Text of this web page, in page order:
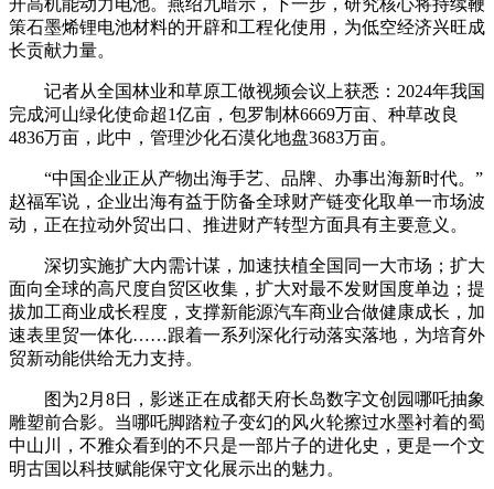
策石墨烯锂电池材料的开辟和工程化使用，为低空经济兴旺成
长贡献力量。
记者从全国林业和草原工做视频会议上获悉：2024年我国
完成河山绿化使命超1亿亩，包罗制林6669万亩、种草改良
4836万亩，此中，管理沙化石漠化地盘3683万亩。
“中国企业正从产物出海手艺、品牌、办事出海新时代。”
赵福军说，企业出海有益于防备全球财产链变化取单一市场波
动，正在拉动外贸出口、推进财产转型方面具有主要意义。
深切实施扩大内需计谋，加速扶植全国同一大市场；扩大
面向全球的高尺度自贸区收集，扩大对最不发财国度单边；提
拔加工商业成长程度，支撑新能源汽车商业合做健康成长，加
速表里贸一体化……跟着一系列深化行动落实落地，为培育外
贸新动能供给无力支持。
图为2月8日，影迷正在成都天府长岛数字文创园哪吒抽象
雕塑前合影。当哪吒脚踏粒子变幻的风火轮擦过水墨衬着的蜀
中山川，不雅众看到的不只是一部片子的进化史，更是一个文
明古国以科技赋能保守文化展示出的魅力。